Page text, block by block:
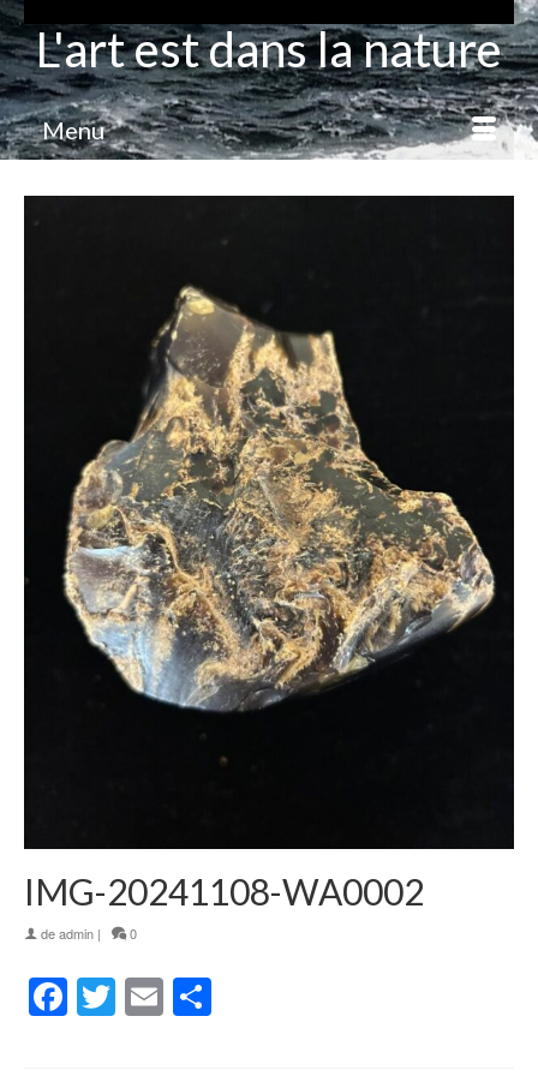
L'art est dans la nature
Menu
IMG-20241108-WA0002
deadmin | 0
Facebook
Twitter
Email